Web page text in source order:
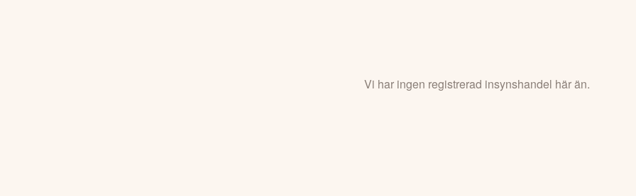
Vi har ingen registrerad insynshandel här än.